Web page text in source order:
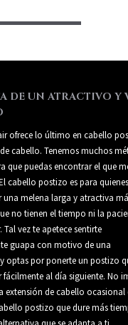
DE UN ATRACTIVO Y
ofrece lo último en cabello
cabello. Tenemos muchos
que puedas encontrar el que
cabello postizo es para quienes
una melena larga y atractiva
no tienen el tiempo ni la
Tal vez te apetece sentirte
guapa con motivo de una
optas por ponerte un postizo
fácilmente al día siguiente. No
extensión de cabello ocasional
postizo que dure más